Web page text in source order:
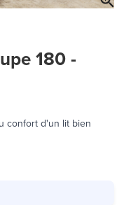
180 -
confort d'un lit bien